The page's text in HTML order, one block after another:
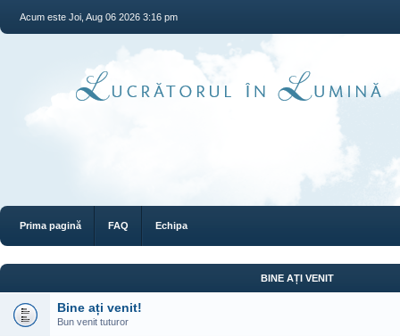
Acum este Joi, Aug 06 2026 3:16 pm
Prima pagină FAQ Echipa
BINE AȚI VENIT
Bine ați venit!
Bun venit tuturor